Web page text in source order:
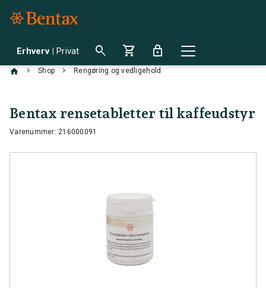
Erhverv | Privat search shopping_cart lock
chevron_right Shop chevron_right Rengøring og vedligehold
Bentax rensetabletter til kaffeudstyr
Varenummer: 216000091